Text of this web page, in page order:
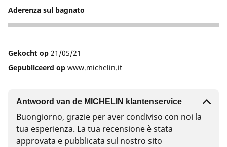
Aderenza sul bagnato
2
Gekocht op 21/05/21
Gepubliceerd op www.michelin.it
Antwoord van de MICHELIN klantenservice
Buongiorno, grazie per aver condiviso con noi la
tua esperienza. La tua recensione è stata
approvata e pubblicata sul nostro sito